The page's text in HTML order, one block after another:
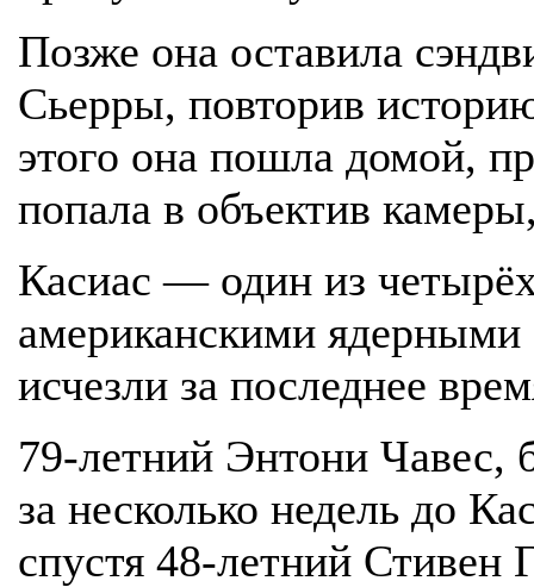
Позже она оставила
Сьерры, повторив
этого она пошла домой,
попала в объектив
Касиас — один из
американскими ядерными
исчезли за последнее
79-летний Энтони Чавес,
за несколько недель до
спустя 48-летний Стивен